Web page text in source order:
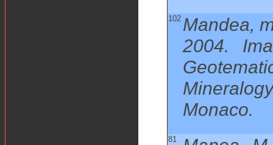
102 Mandea,
2004.
Monaco.
81